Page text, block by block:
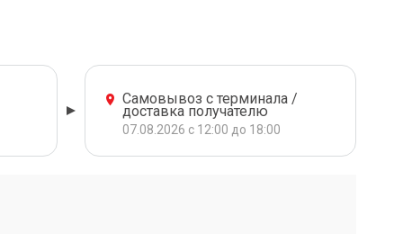
Самовывоз с терминала /
доставка получателю
07.08.2026 с 12:00 до 18:00